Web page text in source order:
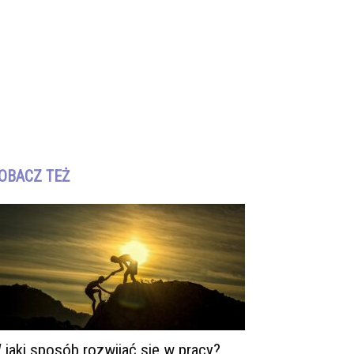
TEŻ
jaki sposób rozwijać się w pracy?